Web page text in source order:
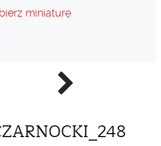
Następne
zdjęcie
miniaturę